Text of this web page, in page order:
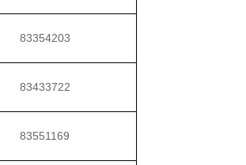
83354203
83433722
83551169